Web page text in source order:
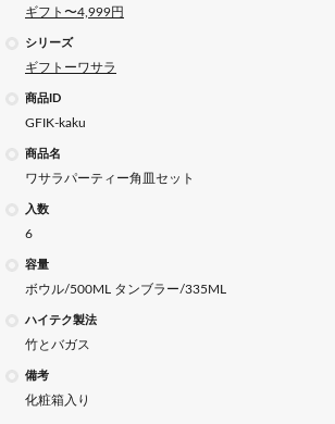
ギフト〜4,999円
シリーズ
ギフトーワサラ
商品ID
GFIK-kaku
商品名
ワサラパーティー角皿セット
入数
6
容量
ボウル/500ML タンブラー/335ML
ハイテク製法
竹とバガス
備考
化粧箱入り